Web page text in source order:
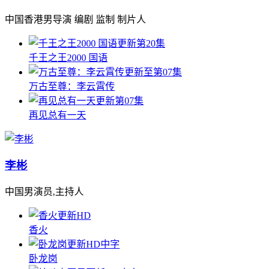
中国香港男导演 编剧 监制 制片人
更新第20集
千王之王2000 国语
更新至第07集
万古至尊：李云霄传
更新第07集
再见总有一天
李彬
中国男演员,主持人
更新HD
香火
更新HD中字
卧龙岗